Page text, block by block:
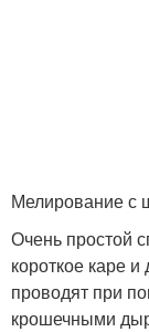
Мелирование с
Очень простой
короткое каре
проводят при
крошечными